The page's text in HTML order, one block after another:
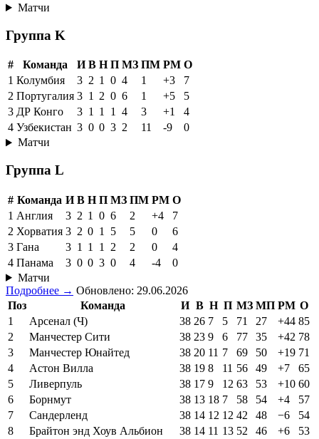
Матчи
Группа K
# Команда И В Н П МЗ ПМ РМ О
1 Колумбия 3 2 1 0 4 1 +3
7
2 Португалия 3 1 2 0 6 1 +5
5
3 ДР Конго 3 1 1 1 4 3 +1
4
4 Узбекистан 3 0 0 3 2 11 -9
0
Матчи
Группа L
# Команда И В Н П МЗ ПМ РМ О
1 Англия 3 2 1 0 6 2 +4
7
2 Хорватия 3 2 0 1 5 5 0
6
3 Гана 3 1 1 1 2 2 0
4
4 Панама 3 0 0 3 0 4 -4
0
Матчи
Подробнее → Обновлено: 29.06.2026
Поз
Команда И В Н П МЗ МП РМ О
1
Арсенал (Ч) 38 26 7 5 71 27 +44 85
2
Манчестер Сити 38 23 9 6 77 35 +42 78
3
Манчестер Юнайтед 38 20 11 7 69 50 +19 71
4
Астон Вилла 38 19 8 11 56 49 +7
65
5
Ливерпуль 38 17 9 12 63 53 +10 60
6
Борнмут 38 13 18 7 58 54 +4
57
7
Сандерленд 38 14 12 12 42 48 −6
54
8
Брайтон энд Хоув Альбион 38 14 11 13 52 46 +6
53